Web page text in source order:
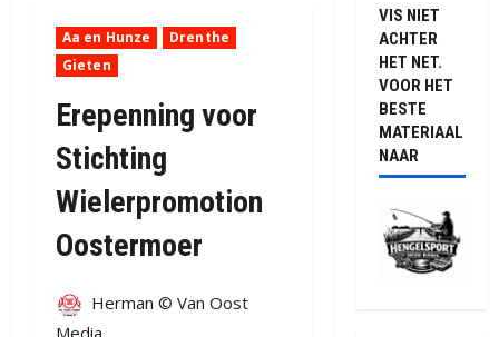
Aa en Hunze
Drenthe
Gieten
Erepenning voor
Stichting
Wielerpromotion
Oostermoer
Herman © Van Oost
Media
VIS NIET
ACHTER
HET NET.
VOOR HET
BESTE
MATERIAAL
NAAR